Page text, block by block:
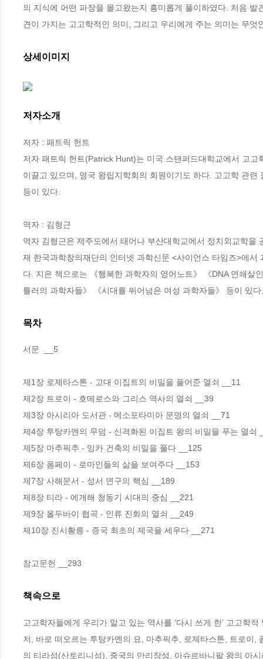
의 지식에 어떤 파장을 몰고왔는지 흥미롭게 풀이하였다. 처음
견이 가지는 고고학적인 의미, 그리고 우리에게 주는 의미는 무엇
상세이미지
저자소개
저자 : 패트릭 헌트
저자 패트릭 헌트(Patrick Hunt)는 미국 스탠퍼드대학교에서 고
이끌고 있으며, 영국 왕립지학회의 회원이기도 하다. 고고학 관
등이 있다.
역자 : 김형근
역자 김형근은 제주도에서 태어나 부산대학교에서 정치외교학
재 한국과학창의재단의 인터넷 과학신문 <사이언스 타임즈>에
다. 지은 책으로는 《행복한 과학자의 영어노트》 《DNA 연쇄
틀러의 과학자들》 《시대를 뛰어넘은 여성 과학자들》 등이 있다.
목차
서문  __5
제1장 로제타스톤 - 고대 이집트의 비밀을 풀어준 열쇠 __11
제2장 트로이 - 호메로스와 그리스 역사의 열쇠 __39
제3장 아시리아 도서관 - 메소포타미아 문명의 열쇠 __71
제4장 투탕카멘의 무덤 - 신격화된 이집트 왕의 비밀을 푸는 열쇠
제5장 마추픽추 - 잉카 건축의 비밀을 풀다 __125
제6장 폼페이 - 로마인들의 삶을 보여주다 __153
제7장 사해문서 - 성서 연구의 핵심 __189
제8장 티라 - 에개해 청동기 시대의 중심 __221
제9장 올두바이 협곡 - 인류 진화의 열쇠 __249
제10장 진시황릉 - 증국 최초의 제국을 세우다 __271
참고문헌 __293
책속으로
고고학자들에게 우리가 알고 있는 역사를 ‘다시 쓰게 한’ 고고학
저, 바로 떠오르는 투탕카멘의 묘, 마추픽추, 로제타스톤, 트로이
의 티라섬(산토리니섬), 중국의 만리장성, 아슈르바니팔 왕의 아